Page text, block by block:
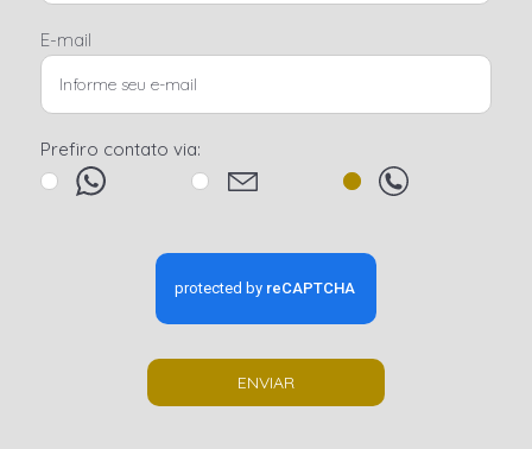
E-mail
Prefiro contato via:
ENVIAR